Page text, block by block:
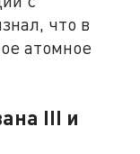
что в
атомное
III и